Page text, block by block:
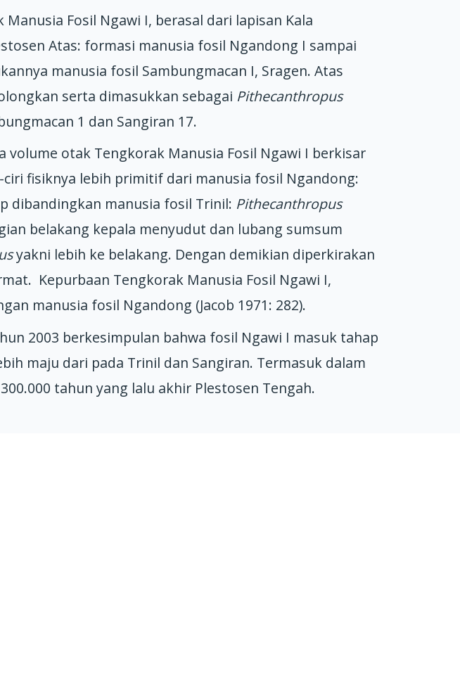
Fosil Ngawi I, berasal dari lapisan Kala
Atas: formasi manusia fosil Ngandong I sampai
manusia fosil Sambungmacan I, Sragen. Atas
serta dimasukkan sebagai Pithecanthropus
1 dan Sangiran 17.
otak Tengkorak Manusia Fosil Ngawi I berkisar
fisiknya lebih primitif dari manusia fosil Ngandong:
dibandingkan manusia fosil Trinil: Pithecanthropus
belakang kepala menyudut dan lubang sumsum
yakni lebih ke belakang. Dengan demikian diperkirakan
Kepurbaan Tengkorak Manusia Fosil Ngawi I,
manusia fosil Ngandong (Jacob 1971: 282).
2003 berkesimpulan bahwa fosil Ngawi I masuk tahap
maju dari pada Trinil dan Sangiran. Termasuk dalam
tahun yang lalu akhir Plestosen Tengah.